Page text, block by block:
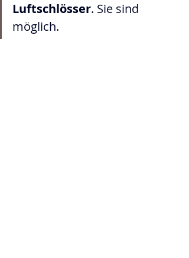
Luftschlösser. Sie sind
möglich.